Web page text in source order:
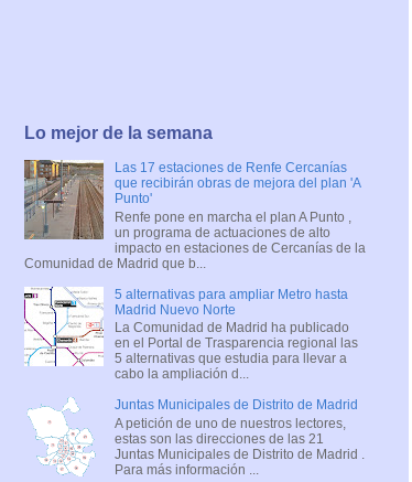
Lo mejor de la semana
Las 17 estaciones de Renfe Cercanías
que recibirán obras de mejora del plan 'A
Punto'
Renfe pone en marcha el plan A Punto ,
un programa de actuaciones de alto
impacto en estaciones de Cercanías de la
Comunidad de Madrid que b...
5 alternativas para ampliar Metro hasta
Madrid Nuevo Norte
La Comunidad de Madrid ha publicado
en el Portal de Trasparencia regional las
5 alternativas que estudia para llevar a
cabo la ampliación d...
Juntas Municipales de Distrito de Madrid
A petición de uno de nuestros lectores,
estas son las direcciones de las 21
Juntas Municipales de Distrito de Madrid .
Para más información ...